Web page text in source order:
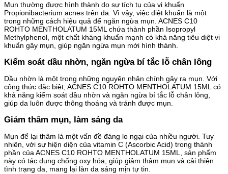
Mụn thường được hình thành do sự tích tụ của vi khuẩn
Propionibacterium acnes trên da. Vì vậy, việc diệt khuẩn là một
trong những cách hiệu quả để ngăn ngừa mụn. ACNES C10
ROHTO MENTHOLATUM 15ML chứa thành phần Isopropyl
Methylphenol, một chất kháng khuẩn mạnh có khả năng tiêu diệt vi
khuẩn gây mụn, giúp ngăn ngừa mụn mới hình thành.
Kiểm soát dầu nhờn, ngăn ngừa bí tắc lỗ chân lông
Dầu nhờn là một trong những nguyên nhân chính gây ra mụn. Với
công thức đặc biệt, ACNES C10 ROHTO MENTHOLATUM 15ML có
khả năng kiểm soát dầu nhờn và ngăn ngừa bí tắc lỗ chân lông,
giúp da luôn được thông thoáng và tránh được mụn.
Giảm thâm mụn, làm sáng da
Mụn để lại thâm là một vấn đề đáng lo ngại của nhiều người. Tuy
nhiên, với sự hiện diện của vitamin C (Ascorbic Acid) trong thành
phần của ACNES C10 ROHTO MENTHOLATUM 15ML, sản phẩm
này có tác dụng chống oxy hóa, giúp giảm thâm mụn và cải thiện
tình trạng da, mang lại làn da sáng mịn tự tin.